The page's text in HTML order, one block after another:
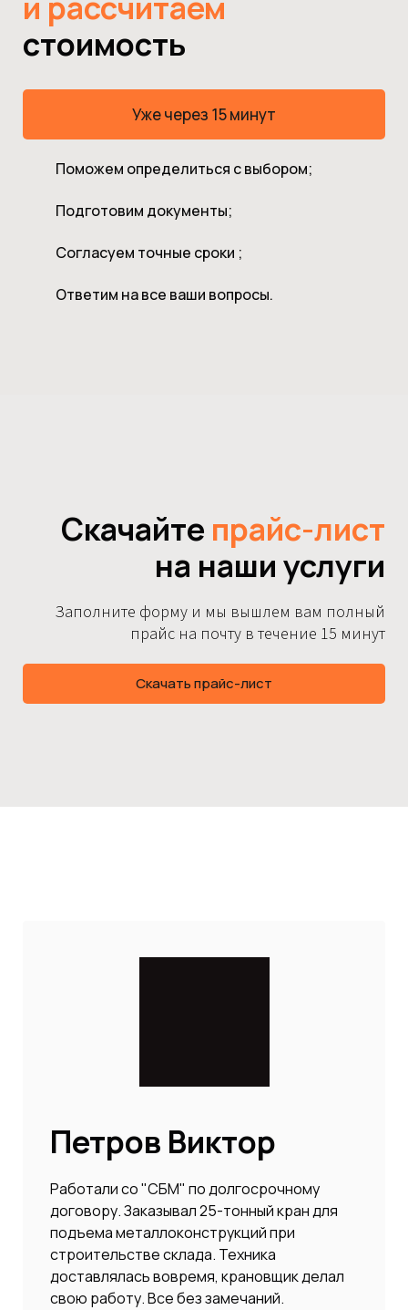
стоимость
Уже через 15 минут
Поможем определиться с выбором;
Подготовим документы;
Согласуем точные сроки ;
Ответим на все ваши вопросы.
Скачайте прайс-лист
на наши услуги
Заполните форму и мы вышлем вам полный
прайс на почту в течение 15 минут
Скачать прайс-лист
Петров Виктор
Работали со "СБМ" по долгосрочному
договору. Заказывал 25-тонный кран для
подъема металлоконструкций при
строительстве склада. Техника
доставлялась вовремя, крановщик делал
свою работу. Все без замечаний.